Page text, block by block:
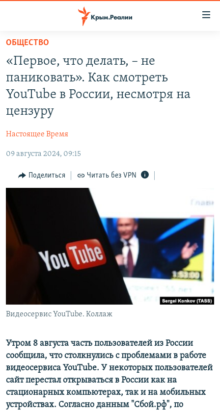
Вернуться
основному
содержанию
Вернутся
главной
Вернутся
СПЕЦПРОЕКТЫ
ГРУЗ 200
ВОДА
ИНТЕРАКТИВ
ИНФОГРАФИКА
ТЕЛЕПРОЕКТ КРЫМ.РЕАЛИИ
СОВЕТЫ ПРАВОЗАЩИТНИКОВ
КРЫМ.НЕПОКОРЕННЫЙ
РАДІО СВОБОДА
КАК ОБОЙТИ БЛОКИРОВКУ
ПРИСОЕДИНЯЙТЕСЬ!
ОБЩЕСТВО
«Первое, что делать, – не
паниковать». Как смотреть
YouTube в России, несмотря на
цензуру
Настоящее Время
09 августа 2024, 09:15
Поделиться Читать без VPN
Видеосервис YouTube. Коллаж
Утром 8 августа часть пользователей из России
сообщила, что столкнулись с проблемами в работе
видеосервиса YouTube. У некоторых пользователей
сайт перестал открываться в России как на
стационарных компьютерах, так и на мобильных
устройствах. Согласно данным "Сбой.pф", по